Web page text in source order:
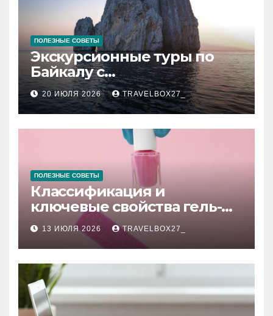
ПОЛЕЗНЫЕ СОВЕТЫ
Экскурсионные туры по
Байкалу с
предоставлением техники
в аренду
20 ИЮЛЯ 2026 TRAVELBOX27_
ПОЛЕЗНЫЕ СОВЕТЫ
Классификация и
ключевые свойства гель-
лаков для ногтей
13 ИЮЛЯ 2026 TRAVELBOX27_